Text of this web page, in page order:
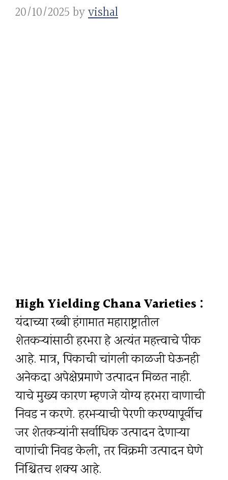
20/10/2025byvishal
High Yielding Chana Varieties :
यंदाच्या रब्बी हंगामात महाराष्ट्रातील
शेतकऱ्यांसाठी हरभरा हे अत्यंत महत्त्वाचे पीक
आहे. मात्र, पिकाची चांगली काळजी घेऊनही
अनेकदा अपेक्षेप्रमाणे उत्पादन मिळत नाही.
याचे मुख्य कारण म्हणजे योग्य हरभरा वाणाची
निवड न करणे. हरभऱ्याची पेरणी करण्यापूर्वीच
जर शेतकऱ्यांनी सर्वाधिक उत्पादन देणाऱ्या
वाणांची निवड केली, तर विक्रमी उत्पादन घेणे
निश्चितच शक्य आहे.